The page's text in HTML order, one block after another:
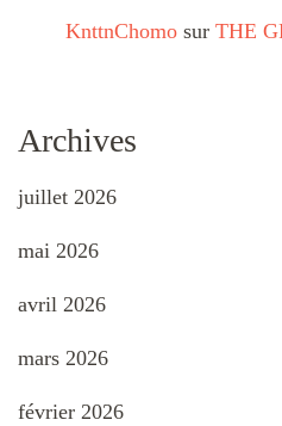
KnttnChomo sur THE
Archives
juillet 2026
mai 2026
avril 2026
mars 2026
février 2026